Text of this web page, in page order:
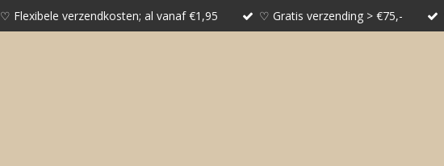
♡ Flexibele verzendkosten; al vanaf €1,95 ♡ Gratis verzending > €75,-